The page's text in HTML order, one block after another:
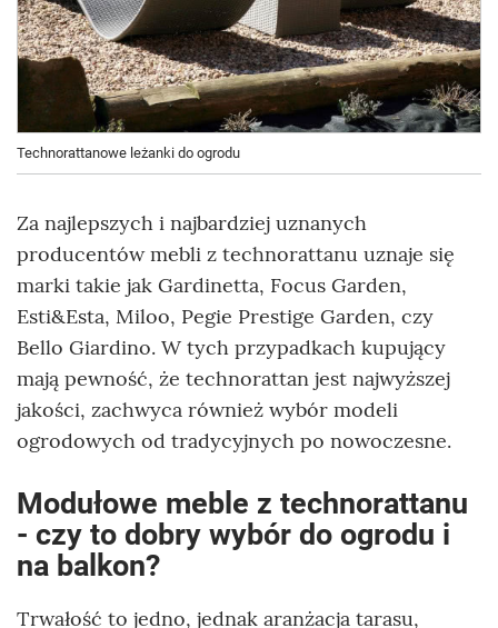
Technorattanowe leżanki do ogrodu
Za najlepszych i najbardziej uznanych
producentów mebli z technorattanu uznaje się
marki takie jak Gardinetta, Focus Garden,
Esti&Esta, Miloo, Pegie Prestige Garden, czy
Bello Giardino. W tych przypadkach kupujący
mają pewność, że technorattan jest najwyższej
jakości, zachwyca również wybór modeli
ogrodowych od tradycyjnych po nowoczesne.
Modułowe meble z technorattanu
- czy to dobry wybór do ogrodu i
na balkon?
Trwałość to jedno, jednak aranżacja tarasu,